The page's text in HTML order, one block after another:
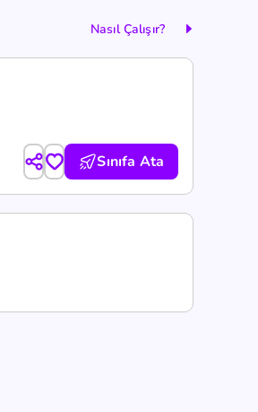
Nasıl Çalışır?
Sınıfa Ata